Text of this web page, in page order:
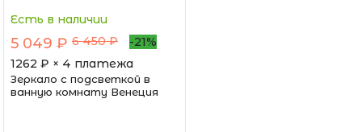
Есть в наличии
5 049 ₽ 6 450 ₽
-21%
1262 ₽ × 4 платежа
Зеркало с подсветкой в
ванную комнату Венеция